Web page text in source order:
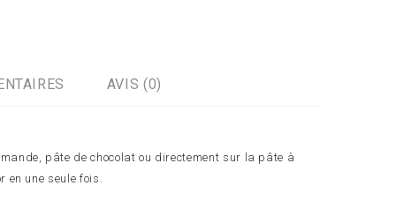
AVIS (0)
pâte de chocolat ou directement sur la pâte à
une seule fois.